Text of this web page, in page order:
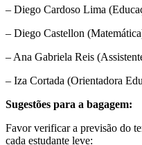
– Diego Cardoso Lima
– Diego Castellon
– Ana Gabriela Reis
– Iza Cortada (Orientadora
Sugestões para a bagagem:
Favor verificar a previsão do
cada estudante leve: